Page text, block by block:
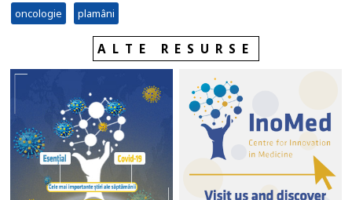
oncologie plamâni
ALTE RESURSE